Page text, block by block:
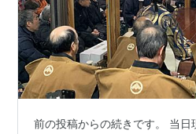
前の投稿からの続きです。 当日